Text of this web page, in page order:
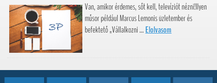
Van, amikor érdemes, sőt kell, televíziót nézni!Ilyen
műsor például Marcus Lemonis üzletember és
befektető „Vállalkozni ... Elolvasom